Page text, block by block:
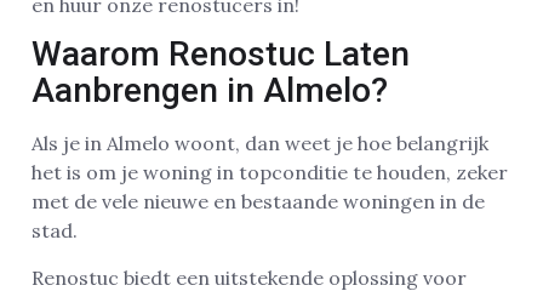
en huur onze renostucers in!
Waarom Renostuc Laten
Aanbrengen in Almelo?
Als je in Almelo woont, dan weet je hoe belangrijk
het is om je woning in topconditie te houden, zeker
met de vele nieuwe en bestaande woningen in de
stad.
Renostuc biedt een uitstekende oplossing voor